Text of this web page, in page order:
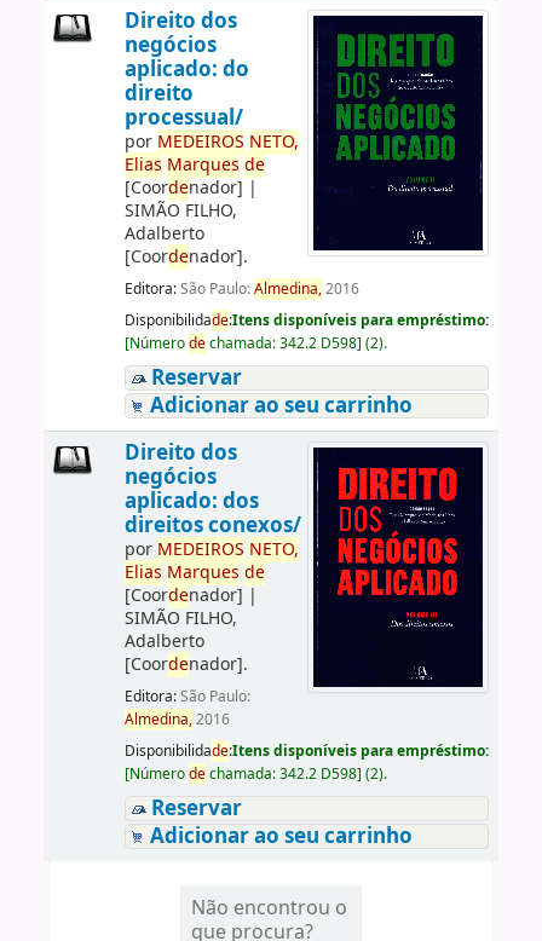
Direito dos
negócios
aplicado: do
direito
processual/
por MEDEIROS NETO,
Elias Marques de
[Coordenador] |
SIMÃO FILHO,
Adalberto
[Coordenador].
Editora:São Paulo:Almedina,2016
Disponibilidade:Itens disponíveis para empréstimo:
[Númerodechamada:342.2 D598] (2).
Reservar
Adicionar ao seu carrinho
Direito dos
negócios
aplicado: dos
direitos conexos/
por MEDEIROS NETO,
Elias Marques de
[Coordenador] |
SIMÃO FILHO,
Adalberto
[Coordenador].
Editora:São Paulo:
Almedina,2016
Disponibilidade:Itens disponíveis para empréstimo:
[Númerodechamada:342.2 D598] (2).
Reservar
Adicionar ao seu carrinho
Não encontrou o
que procura?